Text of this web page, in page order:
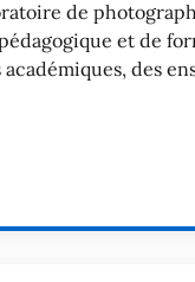
de
et de
des